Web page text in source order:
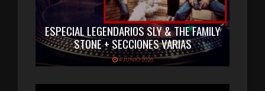
ESPECIAL LEGENDARIOS SLY & THE FAMILY
STONE + SECCIONES VARIAS
4 JUNIO 2026